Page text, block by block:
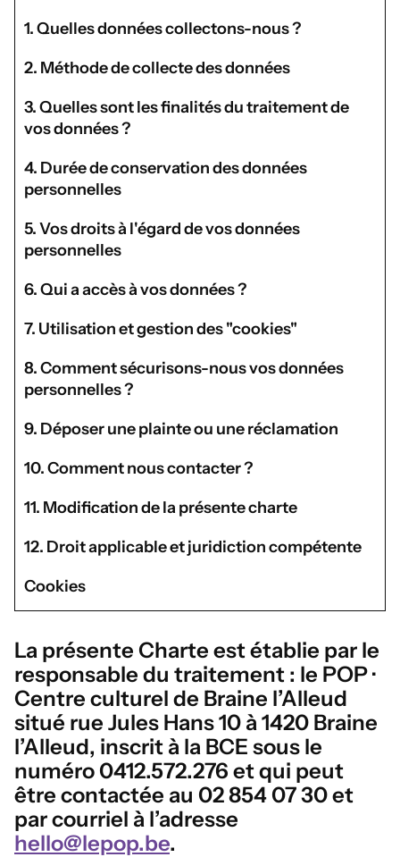
1. Quelles données collectons-nous ?
2. Méthode de collecte des données
3. Quelles sont les finalités du traitement de
vos données ?
4. Durée de conservation des données
personnelles
5. Vos droits à l'égard de vos données
personnelles
6. Qui a accès à vos données ?
7. Utilisation et gestion des "cookies"
8. Comment sécurisons-nous vos données
personnelles ?
9. Déposer une plainte ou une réclamation
10. Comment nous contacter ?
11. Modification de la présente charte
12. Droit applicable et juridiction compétente
Cookies
La présente Charte est établie par le
responsable du traitement : le POP ·
Centre culturel de Braine l’Alleud
situé rue Jules Hans 10 à 1420 Braine
l’Alleud, inscrit à la BCE sous le
numéro 0412.572.276 et qui peut
être contactée au 02 854 07 30 et
par courriel à l’adresse
hello@lepop.be.